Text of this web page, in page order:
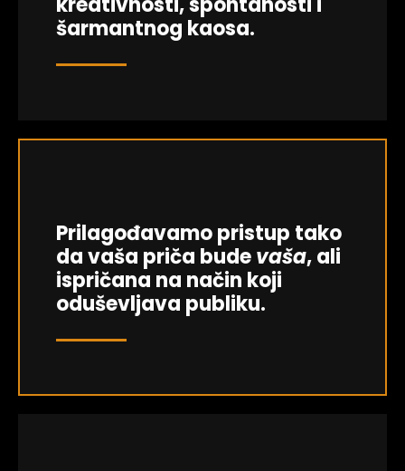
šarmantnog kaosa.
Prilagođavamo pristup tako
da vaša priča budevaša, ali
ispričana na način koji
oduševljava publiku.